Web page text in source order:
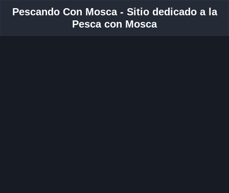
Pescando Con Mosca - Sitio dedicado a la
Pesca con Mosca